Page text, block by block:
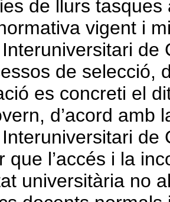
de llurs tasques
vigent i
de
de selecció,
es concreti el
d’acord amb
de
que l’accés i la
universitària no